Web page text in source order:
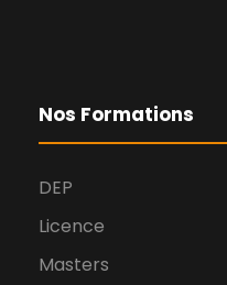
Nos Formations
DEP
Licence
Masters